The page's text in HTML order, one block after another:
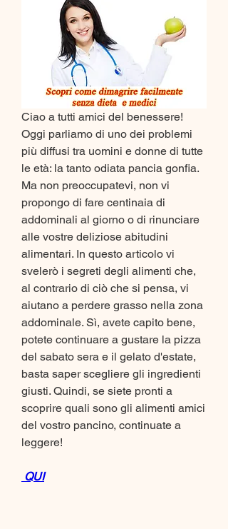
Ciao a tutti amici del benessere!
Oggi parliamo di uno dei problemi
più diffusi tra uomini e donne di tutte
le età: la tanto odiata pancia gonfia.
Ma non preoccupatevi, non vi
propongo di fare centinaia di
addominali al giorno o di rinunciare
alle vostre deliziose abitudini
alimentari. In questo articolo vi
svelerò i segreti degli alimenti che,
al contrario di ciò che si pensa, vi
aiutano a perdere grasso nella zona
addominale. Sì, avete capito bene,
potete continuare a gustare la pizza
del sabato sera e il gelato d'estate,
basta saper scegliere gli ingredienti
giusti. Quindi, se siete pronti a
scoprire quali sono gli alimenti amici
del vostro pancino, continuate a
leggere!
QUI